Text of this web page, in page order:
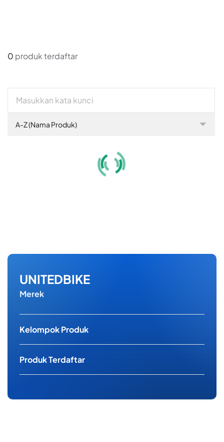
0 produk terdaftar
A-Z (Nama Produk)
UNITEDBIKE
Merek
Kelompok Produk
Produk Terdaftar